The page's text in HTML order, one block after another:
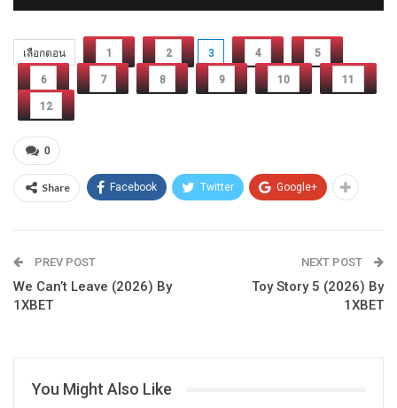
เลือกตอน 1 2 3 4 5
6 7 8 9 10 11
12
0
Share Facebook Twitter Google+
PREV POST
We Can’t Leave (2026) By
1XBET
NEXT POST
Toy Story 5 (2026) By
1XBET
You Might Also Like